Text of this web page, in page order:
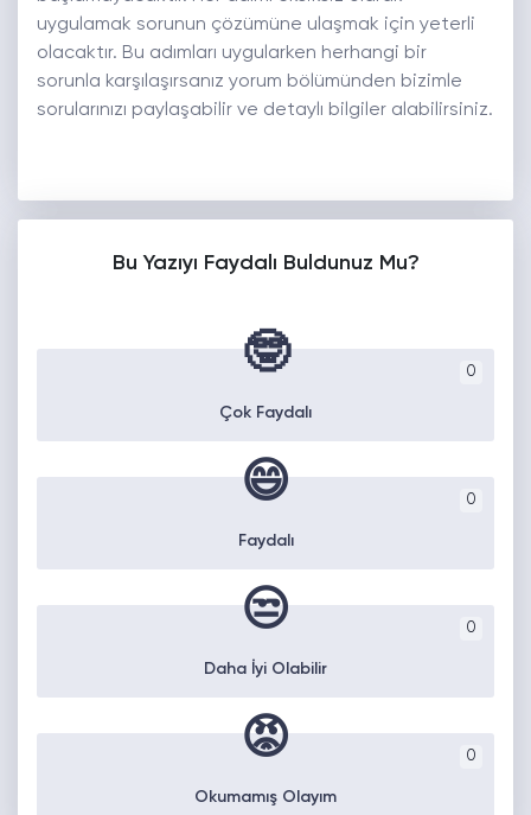
uygulamak sorunun çözümüne ulaşmak için yeterli
olacaktır. Bu adımları uygularken herhangi bir
sorunla karşılaşırsanız yorum bölümünden bizimle
sorularınızı paylaşabilir ve detaylı bilgiler alabilirsiniz.
Bu Yazıyı Faydalı Buldunuz Mu?
0
🤓
Çok Faydalı
0
😄
Faydalı
0
😒
Daha İyi Olabilir
0
😡
Okumamış Olayım